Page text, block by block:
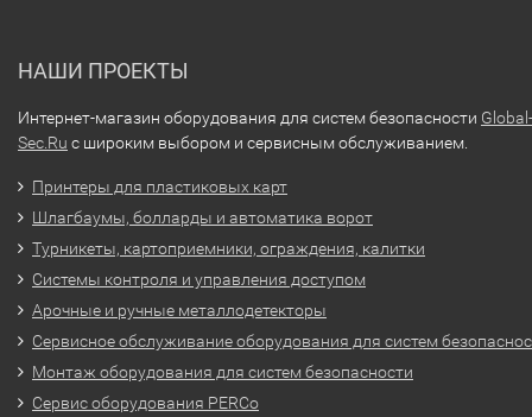
НАШИ ПРОЕКТЫ
Интернет-магазин оборудования для систем безопасности Global-
Sec.Ru с широким выбором и сервисным обслуживанием.
Принтеры для пластиковых карт
Шлагбаумы, болларды и автоматика ворот
Турникеты, картоприемники, ограждения, калитки
Системы контроля и управления доступом
Арочные и ручные металлодетекторы
Сервисное обслуживание оборудования для систем
Монтаж оборудования для систем безопасности
Сервис оборудования PERCo